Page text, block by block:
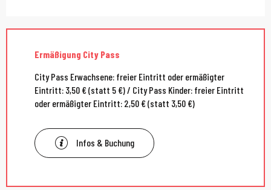
Ermäßigung City Pass
City Pass Erwachsene: freier Eintritt oder ermäßigter
Eintritt: 3,50 € (statt 5 €) / City Pass Kinder: freier Eintritt
oder ermäßigter Eintritt: 2,50 € (statt 3,50 €)
Infos & Buchung